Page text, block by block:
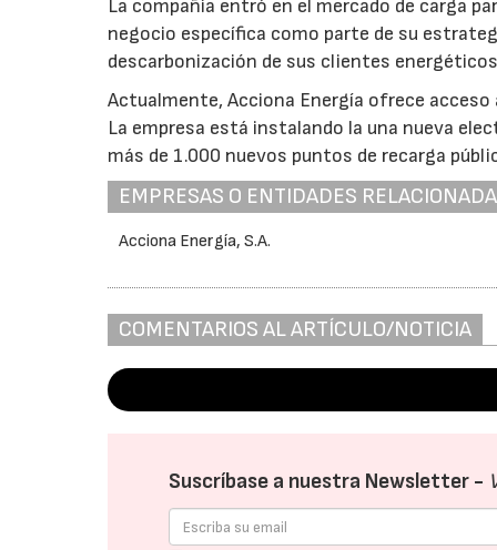
La compañía entró en el mercado de carga
negocio específica como parte de su
descarbonización de sus clientes
Actualmente, Acciona Energía ofrece
La empresa está instalando la una nueva
más de 1.000 nuevos puntos de recarga
EMPRESAS O ENTIDADES
Acciona Energía, S.A.
COMENTARIOS AL ARTÍCULO/NOTICIA
Suscríbase a nuestra Newsletter -